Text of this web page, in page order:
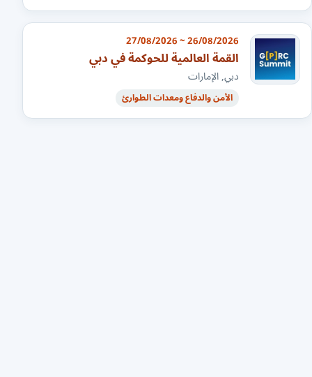
26/08/2026 ~ 27/08/2026
القمة العالمية للحوكمة في دبي
دبي, الإمارات
الأمن والدفاع ومعدات الطوارئ